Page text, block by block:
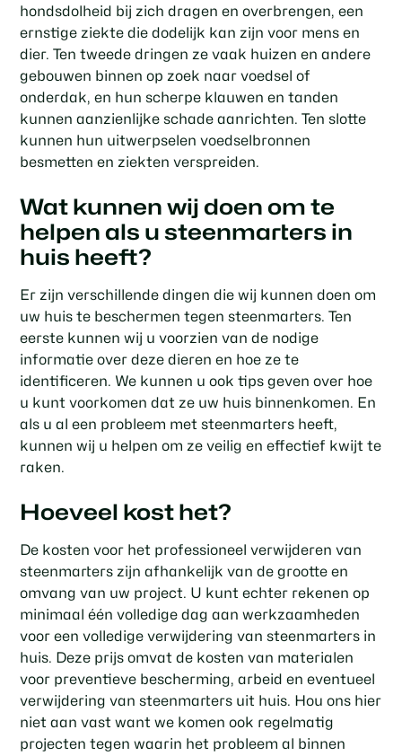
hondsdolheid bij zich dragen en overbrengen, een
ernstige ziekte die dodelijk kan zijn voor mens en
dier. Ten tweede dringen ze vaak huizen en andere
gebouwen binnen op zoek naar voedsel of
onderdak, en hun scherpe klauwen en tanden
kunnen aanzienlijke schade aanrichten. Ten slotte
kunnen hun uitwerpselen voedselbronnen
besmetten en ziekten verspreiden.
Wat kunnen wij doen om te
helpen als u steenmarters in
huis heeft?
Er zijn verschillende dingen die wij kunnen doen om
uw huis te beschermen tegen steenmarters. Ten
eerste kunnen wij u voorzien van de nodige
informatie over deze dieren en hoe ze te
identificeren. We kunnen u ook tips geven over hoe
u kunt voorkomen dat ze uw huis binnenkomen. En
als u al een probleem met steenmarters heeft,
kunnen wij u helpen om ze veilig en effectief kwijt te
raken.
Hoeveel kost het?
De kosten voor het professioneel verwijderen van
steenmarters zijn afhankelijk van de grootte en
omvang van uw project. U kunt echter rekenen op
minimaal één volledige dag aan werkzaamheden
voor een volledige verwijdering van steenmarters in
huis. Deze prijs omvat de kosten van materialen
voor preventieve bescherming, arbeid en eventueel
verwijdering van steenmarters uit huis. Hou ons hier
niet aan vast want we komen ook regelmatig
projecten tegen waarin het probleem al binnen